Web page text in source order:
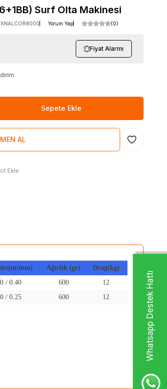
Whatsapp Destek Hattı
Surf Olta Makinesi
Yorum Yap (0)
Fiyat Alarmı
Sepete Ekle
AL Favoriye
Ekle
mm) Ağırlık (gr)
Drag(kg)
/ 0.40 600
12
/ 0.25 600 12